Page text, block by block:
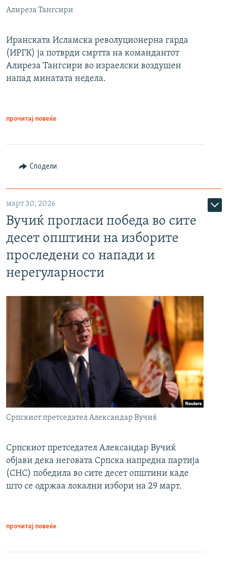
Алиреза Тангсири
Иранската Исламска револуционерна гарда
(ИРГК) ја потврди смртта на командантот
Алиреза Тангсири во израелски воздушен
напад минатата недела.
прочитај повеќе
Сподели
март 30, 2026
Вучиќ прогласи победа во сите
десет општини на изборите
проследени со напади и
нерегуларности
Српскиот претседател Александар Вучиќ
Српскиот претседател Александар Вучиќ
објави дека неговата Српска напредна партија
(СНС) победила во сите десет општини каде
што се одржаа локални избори на 29 март.
прочитај повеќе